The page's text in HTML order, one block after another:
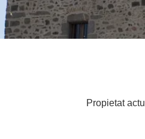
Propietat